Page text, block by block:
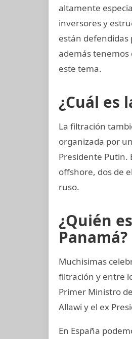
altamente
inversores y
están
además
este tema.
¿Cuál es
La filtración
organizada por
Presidente Putin.
offshore, dos de
ruso.
¿Quién
Panamá?
Muchisimas
filtración y entre
Primer Ministro
Allawi y el ex
En España